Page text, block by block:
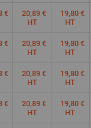
€
20,89 €
HT
19,80 €
HT
€
20,89 €
HT
19,80 €
HT
€
20,89 €
HT
19,80 €
HT
€
20,89 €
HT
19,80 €
HT